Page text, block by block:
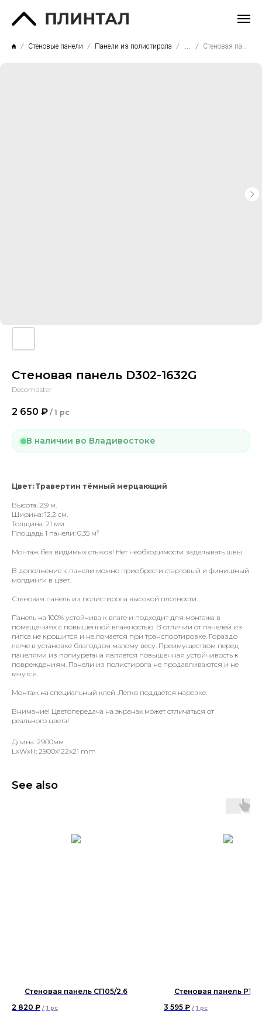
Стеновые панели Панели из полистирола
Стеновая панель D302-1632G
Decomaster
2 650 ₽ / 1 pc
В наличии во Владивостоке
Цвет: Травертин тёмный мерцающий
Высота: 2,9 м.
Ширина: 12,2 см.
Толщина: 21 мм.
Площадь 1 панели: 0,35 м²
Монтаж без видимых стыков! Нет необходимости заделывать швы.
В дополнение к панели можно приобрести стартовый и финишный
молдинги в цвет.
Стеновая панель из полистирола высокой плотности.
Панель на 100% устойчива к влаге и подходит для монтажа в
помещениях с повышенной влажностью. В отличии от панелей из
гипса не крошится и не ломается при транспортировке. Гораздо
легче в установке благодаря малому весу. Преимуществом перед
панелями из полиуретана является повышенная устойчивость к
повреждениям. Панели из полистирола не продавливаются и не
мнутся.
Монтаж на специальный клей. Легко поддаётся нарезке.
Внимание! Цветопередача на экранах может отличаться от
реального цвета!
Длина: 2900мм
LxWxH: 2900x122x21 mm
See also
Стеновая панель СП05/2.6
2 820 ₽ / 1 pc
Стеновая панель
3 595 ₽ / 1 pc